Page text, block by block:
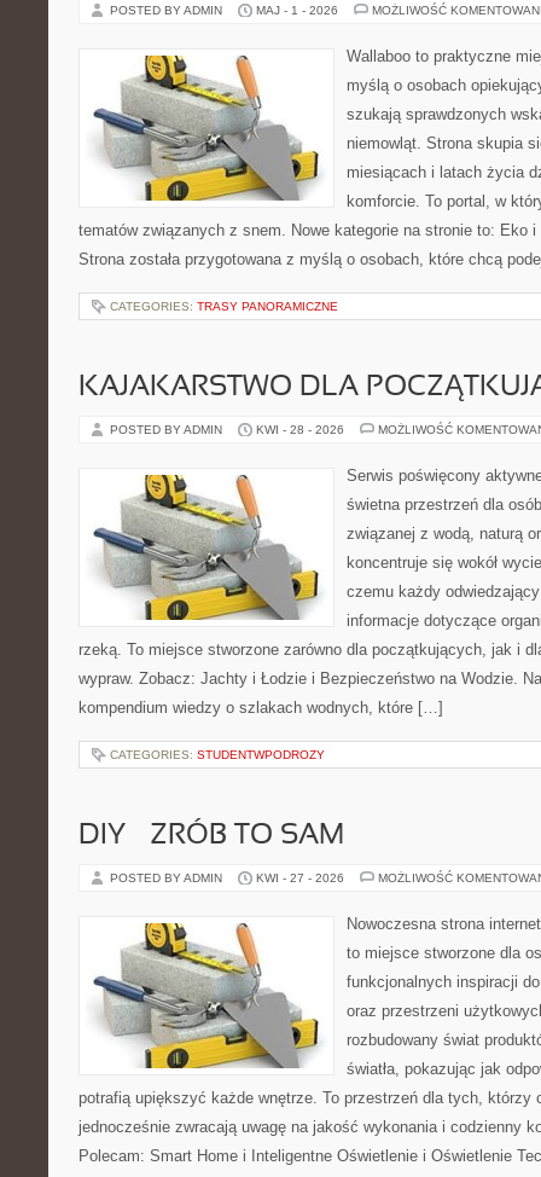
POSTED BY ADMIN MAJ - 1 - 2026 MOŻLIWOŚĆ
Wallaboo to praktyczne
myślą o osobach
szukają sprawdzonych
niemowląt. Strona skupia
miesiącach i latach życia
komforcie. To portal, w
tematów związanych z snem. Nowe kategorie na stronie to: Eko
Strona została przygotowana z myślą o osobach, które chcą
CATEGORIES: TRASY PANORAMICZNE
KAJAKARSTWO DLA
POSTED BY ADMIN KWI - 28 - 2026 MOŻLIWOŚĆ
Serwis poświęcony
świetna przestrzeń dla
związanej z wodą, naturą
koncentruje się wokół
czemu każdy
informacje dotyczące
rzeką. To miejsce stworzone zarówno dla początkujących, jak i
wypraw. Zobacz: Jachty i Łodzie i Bezpieczeństwo na Wodzie.
kompendium wiedzy o szlakach wodnych, które […]
CATEGORIES: STUDENTWPODROZY
DIY – ZRÓB TO SAM
POSTED BY ADMIN KWI - 27 - 2026 MOŻLIWOŚĆ
Nowoczesna strona
to miejsce stworzone dla
funkcjonalnych inspiracji
oraz przestrzeni
rozbudowany świat
światła, pokazując jak
potrafią upiększyć każde wnętrze. To przestrzeń dla tych, którzy
jednocześnie zwracają uwagę na jakość wykonania i codzienny
Polecam: Smart Home i Inteligentne Oświetlenie i Oświetlenie